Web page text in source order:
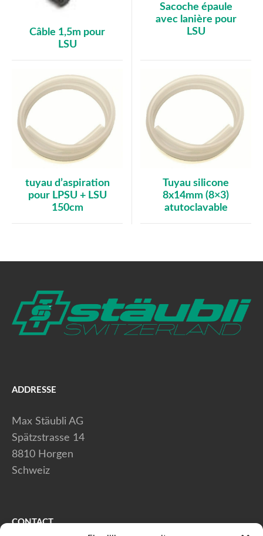
Câble 1,5m pour
LSU
Sacoche épaule
avec lanière pour
LSU
tuyau d’aspiration
pour LPSU + LSU
150cm
Tuyau silicone
8x14mm (8×3)
atutoclavable
ADDRESSE
Max Stäubli AG
Spätzstrasse 14
8810 Horgen
Schweiz
CONTACT